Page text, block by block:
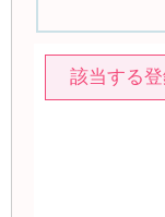
該当する